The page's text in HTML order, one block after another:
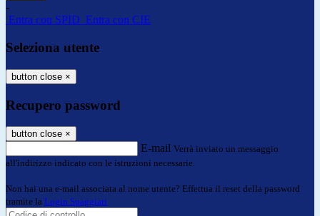
-
Entra con SPID Entra con CIE
Seleziona utente
button close ×
Recupero password
button close ×
E-mail Verrà inviato un messaggio
all'indirizzo indicato con le istruzioni necessarie.
Non hai una e-mail associata al nome utente? Effettua il reset della password
tramite la Login Spaggiari